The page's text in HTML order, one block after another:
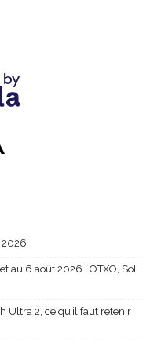
2026
au 6 août 2026 : OTXO, Sol
Ultra 2, ce qu’il faut retenir